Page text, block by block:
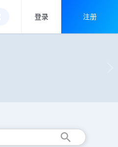
登录 注册